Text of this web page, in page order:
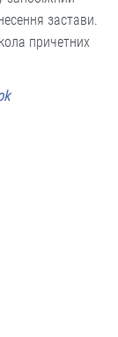
застави.
причетних